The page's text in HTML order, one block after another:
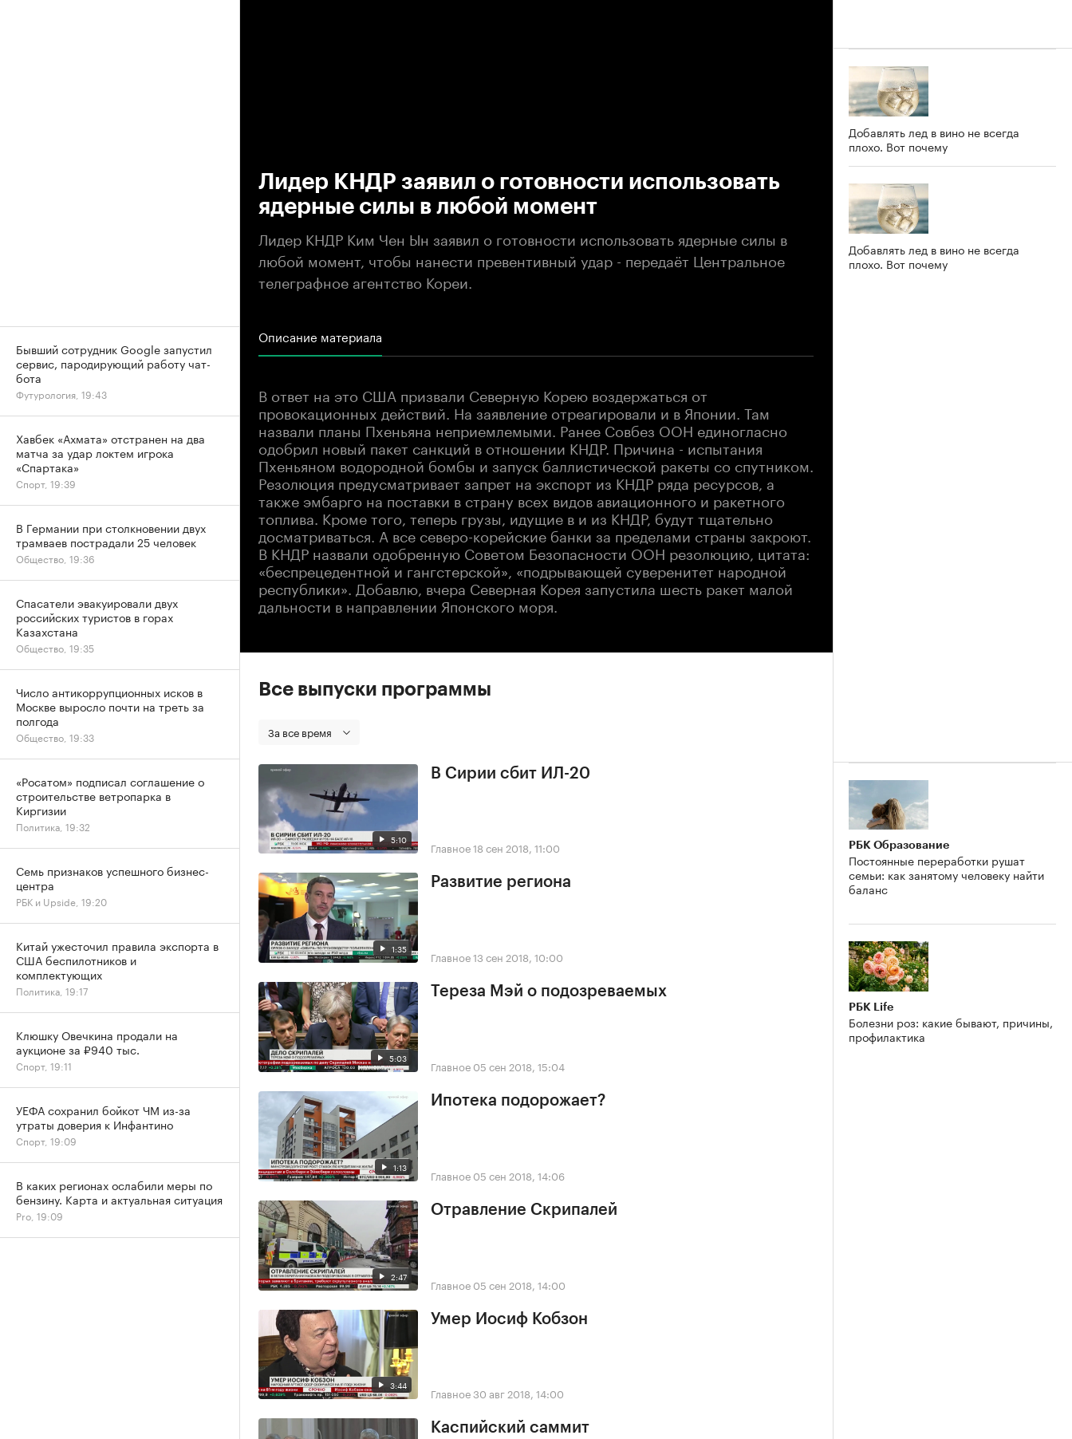
Лидер КНДР заявил о готовности использовать
ядерные силы в любой момент
Лидер КНДР Ким Чен Ын заявил о готовности использовать ядерные силы в
любой момент, чтобы нанести превентивный удар - передаёт Центральное
телеграфное агентство Кореи.
Описание материала
В ответ на это США призвали Северную Корею воздержаться от
провокационных действий. На заявление отреагировали и в Японии. Там
назвали планы Пхеньяна неприемлемыми. Ранее Совбез ООН единогласно
одобрил новый пакет санкций в отношении КНДР. Причина - испытания
Пхеньяном водородной бомбы и запуск баллистической ракеты со спутником.
Резолюция предусматривает запрет на экспорт из КНДР ряда ресурсов, а
также эмбарго на поставки в страну всех видов авиационного и ракетного
топлива. Кроме того, теперь грузы, идущие в и из КНДР, будут тщательно
досматриваться. А все северо-корейские банки за пределами страны закроют.
В КНДР назвали одобренную Советом Безопасности ООН резолюцию, цитата:
«беспрецедентной и гангстерской», «подрывающей суверенитет народной
республики». Добавлю, вчера Северная Корея запустила шесть ракет малой
дальности в направлении Японского моря.
Все выпуски программы
За все время
5:10
В Сирии сбит ИЛ-20
Главное18 сен 2018, 11:00
1:35
Развитие региона
Главное13 сен 2018, 10:00
5:03
Тереза Мэй о подозреваемых
Главное 05 сен 2018, 15:04
1:13
Ипотека подорожает?
Главное 05 сен 2018, 14:06
2:47
Отравление Скрипалей
Главное 05 сен 2018, 14:00
3:44
Умер Иосиф Кобзон
Главное30 авг 2018, 14:00
Каспийский саммит
Добавлять лед в вино не всегда
плохо. Вот почему
Добавлять лед в вино не всегда
плохо. Вот почему
РБК Образование
Постоянные переработки рушат
семьи: как занятому человеку найти
баланс
РБК Life
Болезни роз: какие бывают, причины,
профилактика
Бывший сотрудник Google запустил
сервис, пародирующий работу чат-
бота
Футурология, 19:43
Хавбек «Ахмата» отстранен на два
матча за удар локтем игрока
«Спартака»
Спорт, 19:39
В Германии при столкновении двух
трамваев пострадали 25 человек
Общество, 19:36
Спасатели эвакуировали двух
российских туристов в горах
Казахстана
Общество, 19:35
Число антикоррупционных исков в
Москве выросло почти на треть за
полгода
Общество, 19:33
«Росатом» подписал соглашение о
строительстве ветропарка в
Киргизии
Политика, 19:32
Семь признаков успешного бизнес-
центра
РБК и Upside, 19:20
Китай ужесточил правила экспорта в
США беспилотников и
комплектующих
Политика, 19:17
Клюшку Овечкина продали на
аукционе за ₽940 тыс.
Спорт, 19:11
УЕФА сохранил бойкот ЧМ из-за
утраты доверия к Инфантино
Спорт, 19:09
В каких регионах ослабили меры по
бензину. Карта и актуальная ситуация
Pro, 19:09